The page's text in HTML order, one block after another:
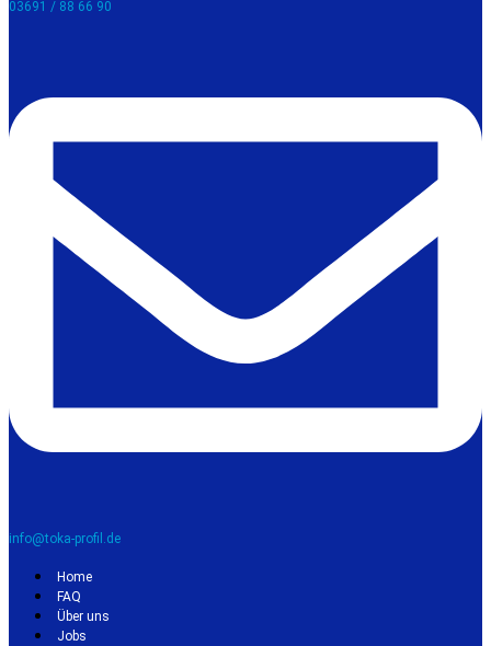
03691 / 88 66 90​
info@toka-profil.de
Home
FAQ
Über uns
Jobs